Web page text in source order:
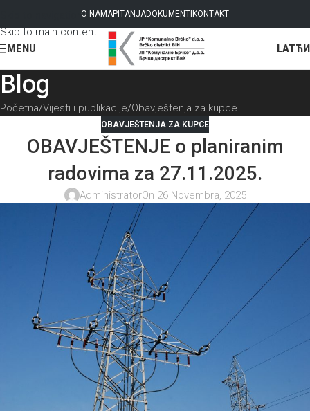
Skip to navigation
Skip to main content
O NAMAPITANJADOKUMENTI KONTAKT
MENU LAT
Blog
Početna Vijesti i publikacije Obavještenja za kupce
OBAVJEŠTENJA ZA KUPCE
OBAVJEŠTENJE o planiranim
radovima za 27.11.2025.
AdministratorOn 26 Novembra, 2025